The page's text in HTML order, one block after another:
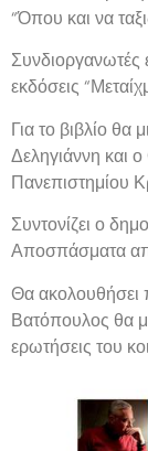
“Όπου και να
Συνδιοργανωτές
εκδόσεις
Για το βιβλίο θα
Δεληγιάννη και
Πανεπιστημίου
Συντονίζει ο
Αποσπάσματα
Θα ακολουθήσει
Βατόπουλος θα
ερωτήσεις του